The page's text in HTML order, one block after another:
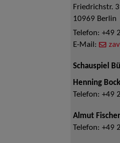
Friedrichstr.
10969 Berlin
Telefon: +49
E-Mail:
Schauspiel
Henning Bock
Telefon: +49
Almut Fischer
Telefon: +49